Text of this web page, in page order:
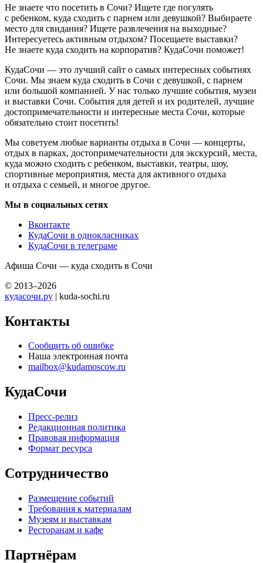
Не знаете что посетить в Сочи? Ищете где погулять
с ребенком, куда сходить с парнем или девушкой? Выбираете
место для свидания? Ищете развлечения на выходные?
Интересуетесь активным отдыхом? Посещаете выставки?
Не знаете куда сходить на корпоратив? КудаСочи поможет!
КудаСочи — это лучший сайт о самых интересных событиях
Сочи. Мы знаем куда сходить в Сочи с девушкой, с парнем
или большой компанией. У нас только лучшие события, музеи
и выставки Сочи. События для детей и их родителей, лучшие
достопримечательности и интересные места Сочи, которые
обязательно стоит посетить!
Мы советуем любые варианты отдыха в Сочи — концерты,
отдых в парках, достопримечательности для экскурсий, места,
куда можно сходить с ребенком, выставки, театры, шоу,
спортивные мероприятия, места для активного отдыха
и отдыха с семьей, и многое другое.
Мы в социальных сетях
Вконтакте
КудаСочи в однокласниках
КудаСочи в телеграме
Афиша Сочи — куда сходить в Сочи
© 2013–2026
кудасочи.ру | kuda-sochi.ru
Контакты
Сообщить об ошибке
Наша электронная почта
mailbox@kudamoscow.ru
КудаСочи
Пресс-релиз
Редакционная политика
Правовая информация
Формат ресурса
Сотрудничество
Размещение событий
Требования к материалам
Музеям и выставкам
Ресторанам и кафе
Партнёрам